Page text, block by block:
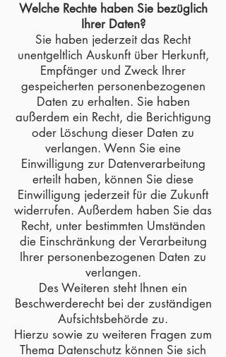
Welche Rechte haben Sie bezüglich
Ihrer Daten?
Sie haben jederzeit das Recht
unentgeltlich Auskunft über Herkunft,
Empfänger und Zweck Ihrer
gespeicherten personenbezogenen
Daten zu erhalten. Sie haben
außerdem ein Recht, die Berichtigung
oder Löschung dieser Daten zu
verlangen. Wenn Sie eine
Einwilligung zur Datenverarbeitung
erteilt haben, können Sie diese
Einwilligung jederzeit für die Zukunft
widerrufen. Außerdem haben Sie das
Recht, unter bestimmten Umständen
die Einschränkung der Verarbeitung
Ihrer personenbezogenen Daten zu
verlangen.
Des Weiteren steht Ihnen ein
Beschwerderecht bei der zuständigen
Aufsichtsbehörde zu.
Hierzu sowie zu weiteren Fragen zum
Thema Datenschutz können Sie sich